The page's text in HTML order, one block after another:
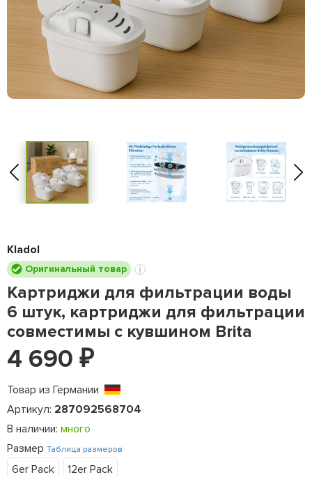
Kladol
Оригинальный товар
Картриджи для фильтрации воды
6 штук, картриджи для фильтрации
совместимы с кувшином Brita
4 690 ₽
Товар из Германии
Артикул: 287092568704
В наличии: много
Размер Таблица размеров
6er Pack 12er Pack